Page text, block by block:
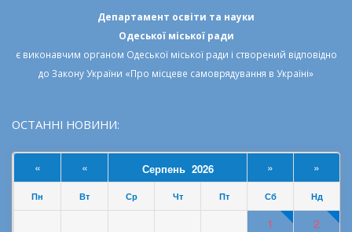
Департамент освіти та науки
Одеської міської ради
є виконавчим органом Одеської міської ради і створений відповідно
до Закону України «Про місцеве самоврядування в Україні»
ОСТАННІ НОВИНИ:
« « Серпень 2026 » »
Пн Вт Ср Чт Пт Сб Нд
1
2